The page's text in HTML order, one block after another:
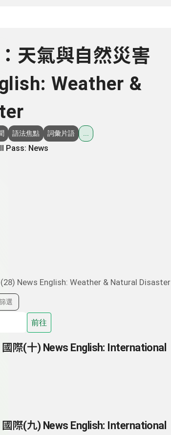
天氣與自然災害
Weather &
語法焦點 詞彙片語
Pass: News
News English: Weather & Natural Disaster
選
前往
際(十) News English: International
際(九) News English: International